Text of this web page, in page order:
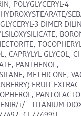
POLYGLYCERYL-4
3 DIMER
CAPRYLYL GLYCOL,
PANTHENOL,
METHICONE,
FRUIT
+/-: TITANIUM